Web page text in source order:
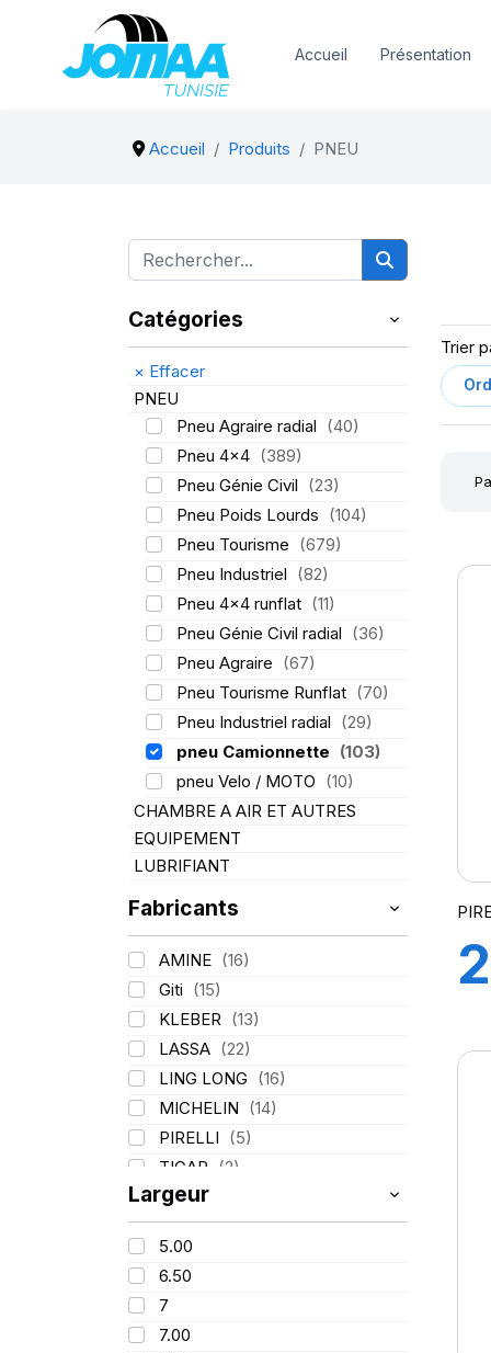
Accueil Présentation
Accueil Produits PNEU
Catégories
× Effacer
PNEU
Pneu Agraire radial (40)
Pneu 4x4 (389)
Pneu Génie Civil (23)
Pneu Poids Lourds (104)
Pneu Tourisme (679)
Pneu Industriel (82)
Pneu 4x4 runflat (11)
Pneu Génie Civil radial (36)
Pneu Agraire (67)
Pneu Tourisme Runflat (70)
Pneu Industriel radial (29)
pneu Camionnette (103)
pneu Velo / MOTO (10)
CHAMBRE A AIR ET AUTRES
EQUIPEMENT
LUBRIFIANT
Fabricants
AMINE (16)
Giti (15)
KLEBER (13)
LASSA (22)
LING LONG (16)
MICHELIN (14)
PIRELLI (5)
TIGAR
(2)
Largeur
5.00
6.50
7
7.00
Trier